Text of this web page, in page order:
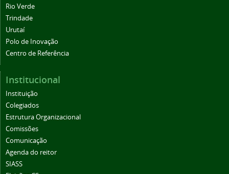
Rio Verde
Trindade
Urutaí
Polo de Inovação
Centro de Referência
Institucional
Instituição
Colegiados
Estrutura Organizacional
Comissões
Comunicação
Agenda do reitor
SIASS